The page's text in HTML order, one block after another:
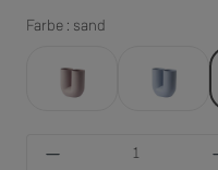
Farbe : sand
dusty lilac light blue
Produkt